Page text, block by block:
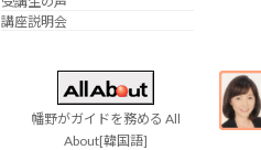
講座説明会
幡野がガイドを務める All
About[韓国語]